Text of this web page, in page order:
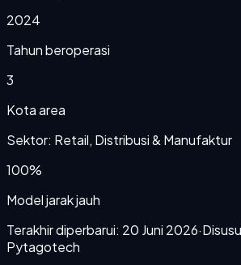
2024
Tahun beroperasi
3
Kota area
Sektor: Retail, Distribusi & Manufaktur
100%
Model jarak jauh
Terakhir diperbarui: 20 Juni 2026·
Pytagotech